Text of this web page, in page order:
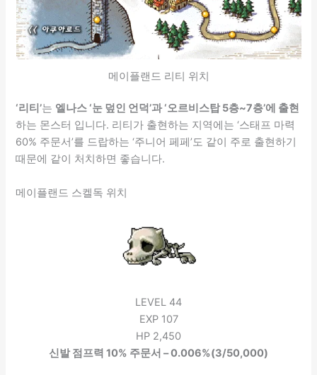
메이플랜드 리티 위치
‘리티’는 엘나스 ‘눈 덮인 언덕’과 ‘오르비스탑 5층~7층’에 출현
하는 몬스터 입니다. 리티가 출현하는 지역에는 ‘스태프 마력
60% 주문서’를 드랍하는 ‘주니어 페페’도 같이 주로 출현하기
때문에 같이 처치하면 좋습니다.
메이플랜드 스켈독 위치
LEVEL 44
EXP 107
HP 2,450
신발 점프력 10% 주문서 – 0.006%(3/50,000)